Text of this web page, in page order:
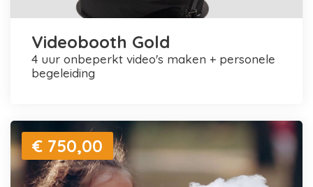
Videobooth Gold
4 uur onbeperkt video's maken + personele
begeleiding
€ 750,00